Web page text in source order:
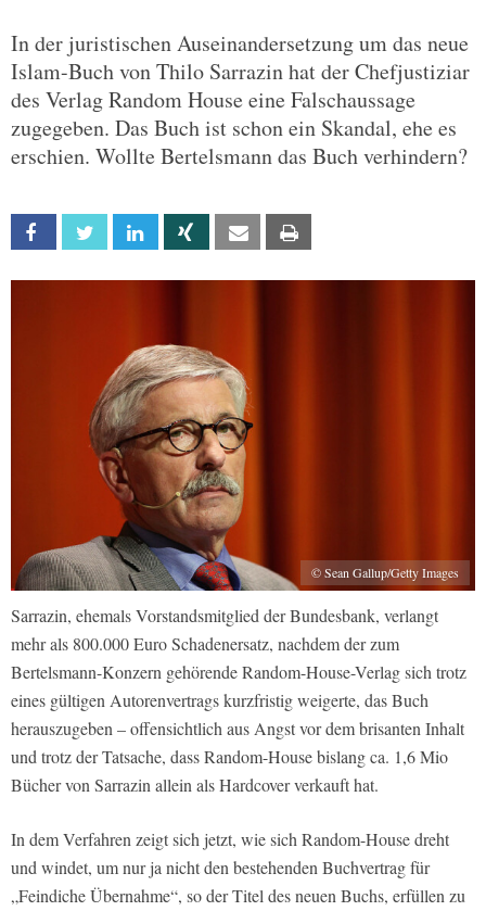
In der juristischen Auseinandersetzung um das neue
Islam-Buch von Thilo Sarrazin hat der Chefjustiziar
des Verlag Random House eine Falschaussage
zugegeben. Das Buch ist schon ein Skandal, ehe es
erschien. Wollte Bertelsmann das Buch verhindern?
Facebook Twitter Linkedin Xing Email
© Sean Gallup/Getty Images
Sarrazin, ehemals Vorstandsmitglied der Bundesbank, verlangt
mehr als 800.000 Euro Schadenersatz, nachdem der zum
Bertelsmann-Konzern gehörende Random-House-Verlag sich trotz
eines gültigen Autorenvertrags kurzfristig weigerte, das Buch
herauszugeben – offensichtlich aus Angst vor dem brisanten Inhalt
und trotz der Tatsache, dass Random-House bislang ca. 1,6 Mio
Bücher von Sarrazin allein als Hardcover verkauft hat.
In dem Verfahren zeigt sich jetzt, wie sich Random-House dreht
und windet, um nur ja nicht den bestehenden Buchvertrag für
„Feindiche Übernahme“, so der Titel des neuen Buchs, erfüllen zu